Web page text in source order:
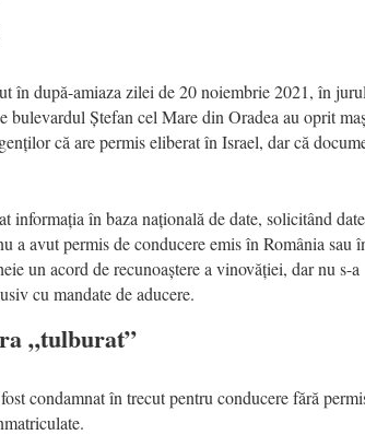
în după-amiaza zilei de 20 noiembrie 2021, în
Ștefan cel Mare din Oradea au oprit
că are permis eliberat în Israel, dar că
în baza națională de date, solicitând
a avut permis de conducere emis în România sau
un acord de recunoaștere a vinovăției, dar nu s-a
cu mandate de aducere.
„tulburat”
condamnat în trecut pentru conducere fără